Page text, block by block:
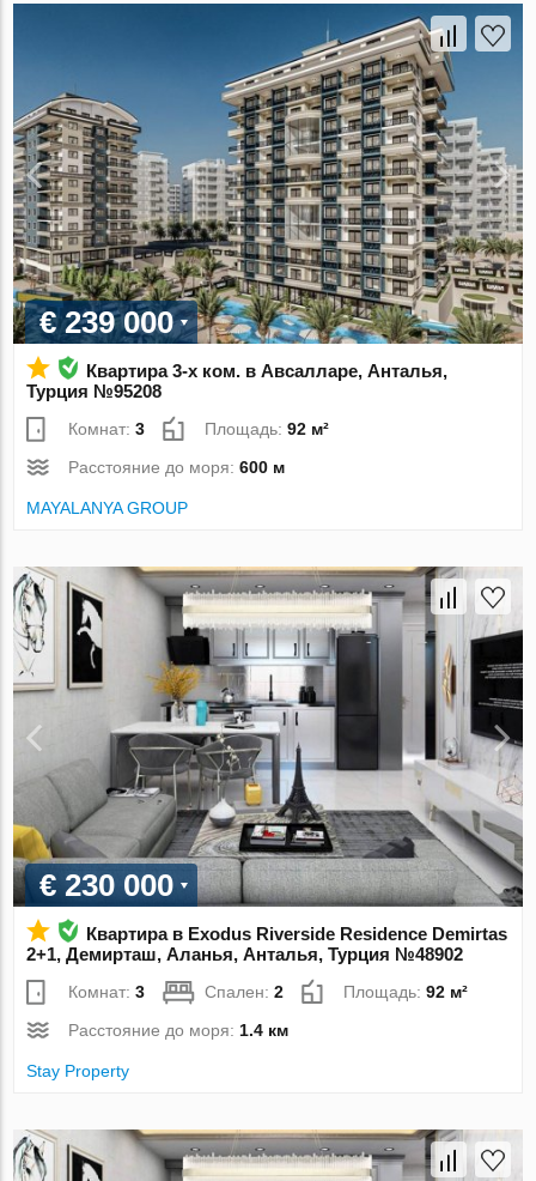
€ 239 000
Квартира 3-х ком. в Авсалларе, Анталья,
Турция №95208
Комнат:3 Площадь:92 м²
Расстояние до моря:600 м
MAYALANYA GROUP
€ 230 000
Квартира в Exodus Riverside Residence Demirtas
2+1, Демирташ, Аланья, Анталья, Турция №48902
Комнат:3 Спален:2 Площадь:92 м²
Расстояние до моря: 1.4 км
Stay Property